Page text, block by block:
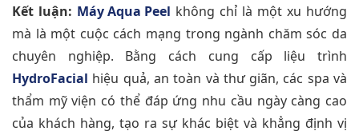
Kết luận: Máy Aqua Peel không chỉ là một xu hướng
mà là một cuộc cách mạng trong ngành chăm sóc da
chuyên nghiệp. Bằng cách cung cấp liệu trình
HydroFacial hiệu quả, an toàn và thư giãn, các spa và
thẩm mỹ viện có thể đáp ứng nhu cầu ngày càng cao
của khách hàng, tạo ra sự khác biệt và khẳng định vị